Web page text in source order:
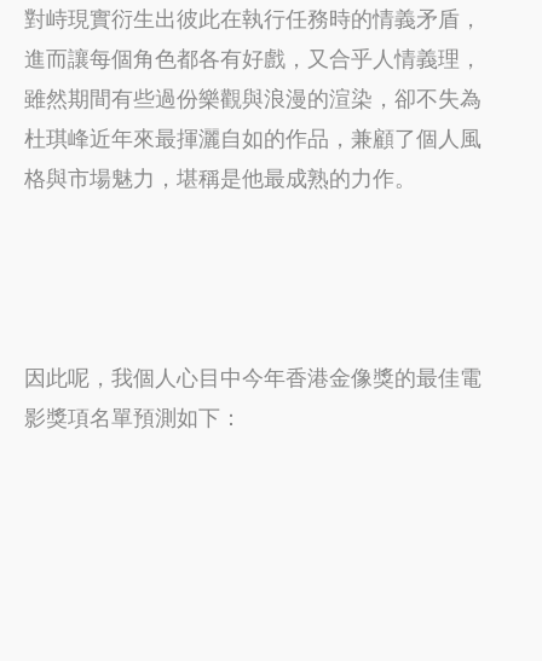
對峙現實衍生出彼此在執行任務時的情義矛盾，
進而讓每個角色都各有好戲，又合乎人情義理，
雖然期間有些過份樂觀與浪漫的渲染，卻不失為
杜琪峰近年來最揮灑自如的作品，兼顧了個人風
格與市場魅力，堪稱是他最成熟的力作。
因此呢，我個人心目中今年香港金像獎的最佳電
影獎項名單預測如下：